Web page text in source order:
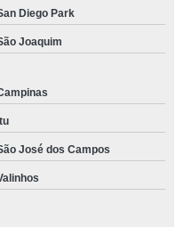
Diego Park
Joaquim
Itu
José dos Campos